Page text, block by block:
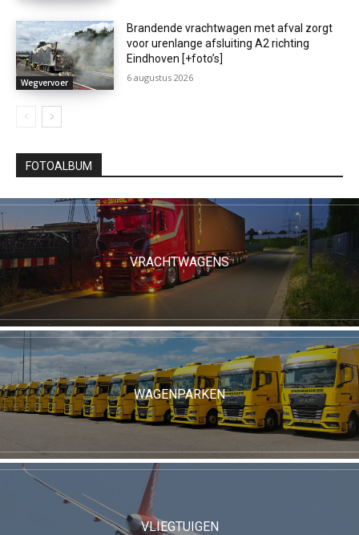
Wegvervoer
Brandende vrachtwagen met afval zorgt
voor urenlange afsluiting A2 richting
Eindhoven [+foto’s]
6 augustus 2026
FOTOALBUM
VRACHTWAGENS
WAGENPARKEN
VLIEGTUIGEN